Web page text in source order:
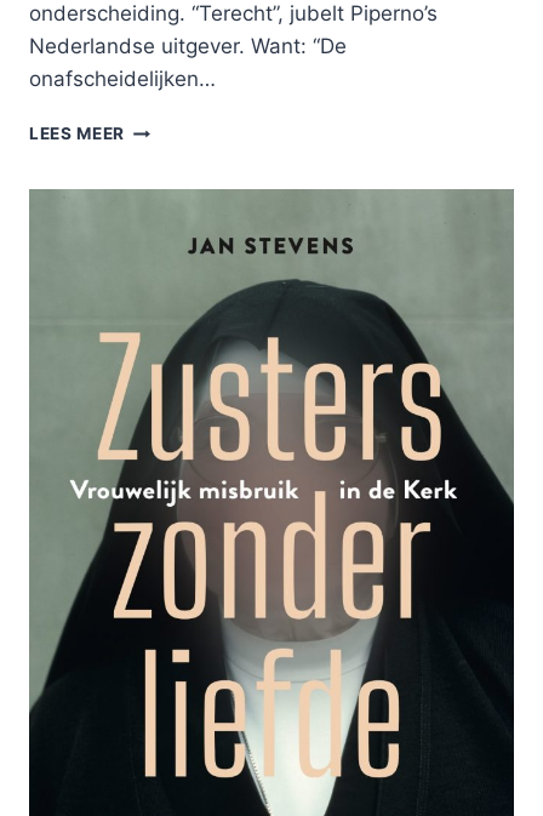
onderscheiding. “Terecht”, jubelt Piperno’s
Nederlandse uitgever. Want: “De
onafscheidelijken…
LEES MEER WILLEN,